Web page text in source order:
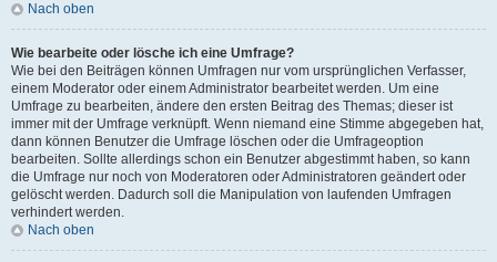
Nach oben
Wie bearbeite oder lösche ich eine Umfrage?
Wie bei den Beiträgen können Umfragen nur vom ursprünglichen Verfasser,
einem Moderator oder einem Administrator bearbeitet werden. Um eine
Umfrage zu bearbeiten, ändere den ersten Beitrag des Themas; dieser ist
immer mit der Umfrage verknüpft. Wenn niemand eine Stimme abgegeben hat,
dann können Benutzer die Umfrage löschen oder die Umfrageoption
bearbeiten. Sollte allerdings schon ein Benutzer abgestimmt haben, so kann
die Umfrage nur noch von Moderatoren oder Administratoren geändert oder
gelöscht werden. Dadurch soll die Manipulation von laufenden Umfragen
verhindert werden.
Nach oben